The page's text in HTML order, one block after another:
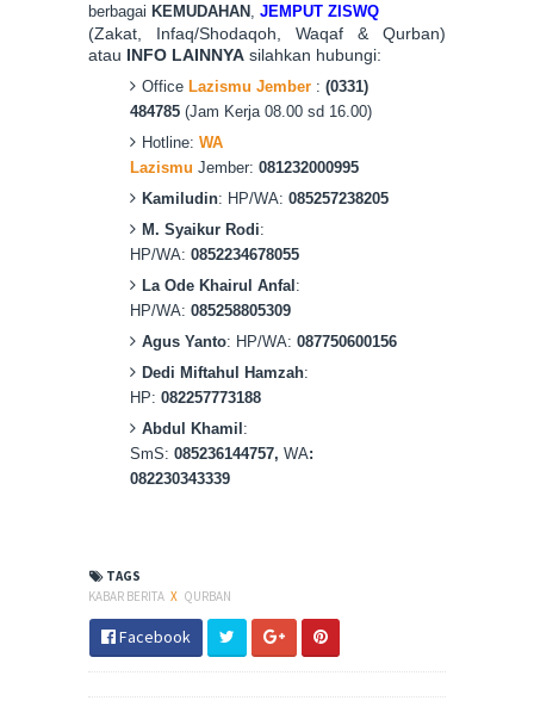
berbagai KEMUDAHAN , JEMPUT ZISWQ
(Zakat, Infaq/Shodaqoh, Waqaf & Qurban)
atau INFO LAINNYA silahkan hubungi:
Office Lazismu Jember : (0331)
484785 (Jam Kerja 08.00 sd 16.00)
Hotline: WA
Lazismu Jember: 081232000995
Kamiludin: HP/WA: 085257238205
M. Syaikur Rodi:
HP/WA: 0852234678055
La Ode Khairul Anfal :
HP/WA: 085258805309
Agus Yanto: HP/WA: 087750600156
Dedi Miftahul Hamzah:
HP: 082257773188
Abdul Khamil :
SmS: 085236144757, WA:
082230343339
TAGS
KABAR BERITA X QURBAN
Facebook